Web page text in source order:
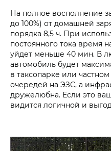
На полное восполнение
до 100%) от домашней
порядка 8,5 ч. При
постоянного тока время
уйдет меньше 40 мин. В
автомобиль будет
в таксопарке или
очередей на ЭЗС, а
дружелюбна. Если это ваш
видится логичной и